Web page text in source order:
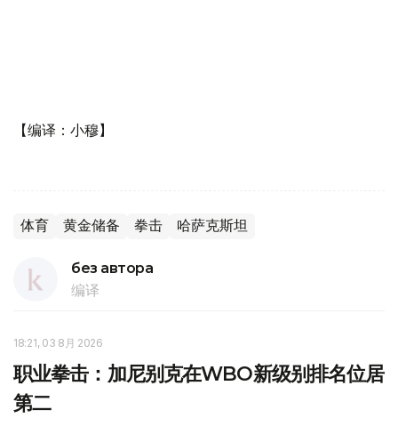
【编译：小穆】
体育 黄金储备 拳击 哈萨克斯坦
без автора
编译
18:21, 03 8月 2026
职业拳击：加尼别克在WBO新级别排名位居
第二